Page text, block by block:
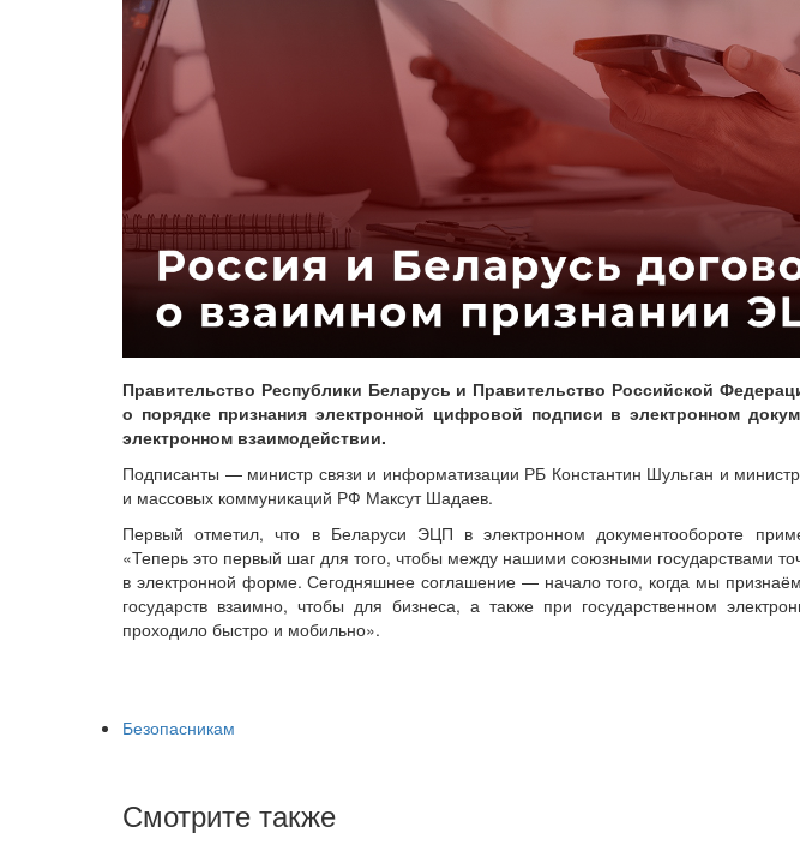
Правительство Республики Беларусь и Правительство Российской
о порядке признания электронной цифровой подписи в электронном
электронном взаимодействии.
Подписанты — министр связи и информатизации РБ Константин Шульган и
и массовых коммуникаций РФ Максут Шадаев.
Первый отметил, что в Беларуси ЭЦП в электронном документообороте
«Теперь это первый шаг для того, чтобы между нашими союзными государствами
в электронной форме. Сегодняшнее соглашение — начало того, когда мы
государств взаимно, чтобы для бизнеса, а также при государственном
проходило быстро и мобильно».
Безопасникам
Смотрите также